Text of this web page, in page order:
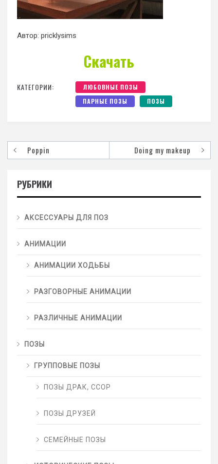
Автор: pricklysims
Скачать
КАТЕГОРИИ:
ЛЮБОВНЫЕ ПОЗЫ
ПАРНЫЕ ПОЗЫ
ПОЗЫ
Poppin Doing my makeup
РУБРИКИ
АКСЕССУАРЫ ДЛЯ ПОЗ
АНИМАЦИИ
АНИМАЦИИ ХОДЬБЫ
РАЗГОВОРНЫЕ АНИМАЦИИ
РАЗЛИЧНЫЕ АНИМАЦИИ
ПОЗЫ
ГРУППОВЫЕ ПОЗЫ
ПОЗЫ ДРАК, ССОР
ПОЗЫ ДРУЗЕЙ
СЕМЕЙНЫЕ ПОЗЫ